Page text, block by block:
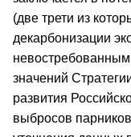
(две трети из
декарбонизации
значений
развития
выбросов